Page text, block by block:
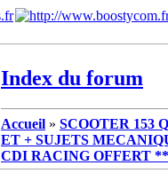
Index du forum
Accueil » SCOOTER 153
ET + SUJETS
CDI RACING OFFERT